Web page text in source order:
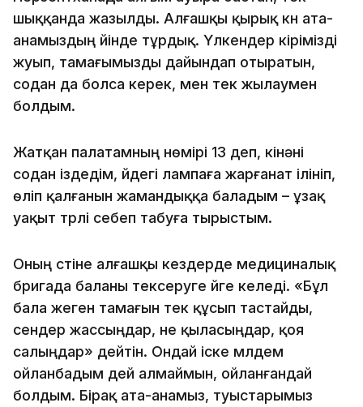
шыққанда жазылды. Алғашқы қырық күн ата-
анамыздың үйінде тұрдық. Үлкендер кірімізді
жуып, тамағымызды дайындап отыратын,
содан да болса керек, мен тек жылаумен
болдым.
Жатқан палатамның нөмірі 13 деп, кінәні
содан іздедім, үйдегі лампаға жарғанат ілініп,
өліп қалғанын жамандыққа баладым – ұзақ
уақыт түрлі себеп табуға тырыстым.
Оның үстіне алғашқы кездерде медициналық
бригада баланы тексеруге үйге келеді. «Бұл
бала жеген тамағын тек құсып тастайды,
сендер жассыңдар, не қыласыңдар, қоя
салыңдар» дейтін. Ондай іске мүлдем
ойланбадым дей алмаймын, ойланғандай
болдым. Бірақ ата-анамыз, туыстарымыз